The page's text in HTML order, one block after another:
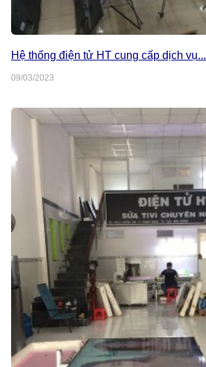
Hệ thống điện tử HT cung cấp dịch vụ...
09/03/2023